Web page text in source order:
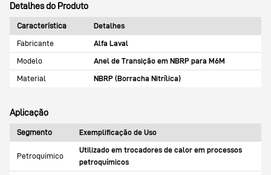
Detalhes do Produto
Característica
Detalhes
Fabricante
Alfa Laval
Modelo
Anel de Transição em NBRP para M6M
Material
NBRP (Borracha Nitrílica)
Aplicação
Segmento Exemplificação de Uso
Petroquímico
Utilizado em trocadores de calor em processos
petroquímicos